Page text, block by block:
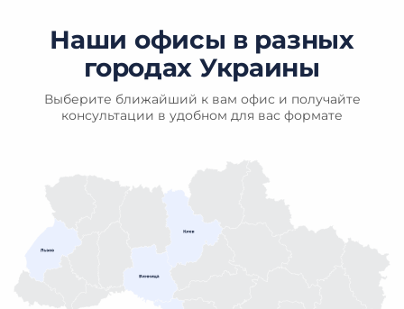
Наши офисы в разных
городах Украины
Выберите ближайший к вам офис и получайте
консультации в удобном для вас формате